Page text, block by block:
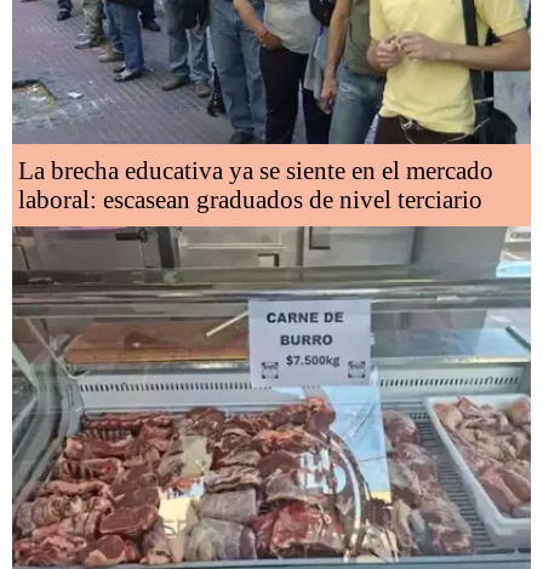
La brecha educativa ya se siente en el mercado
laboral: escasean graduados de nivel terciario